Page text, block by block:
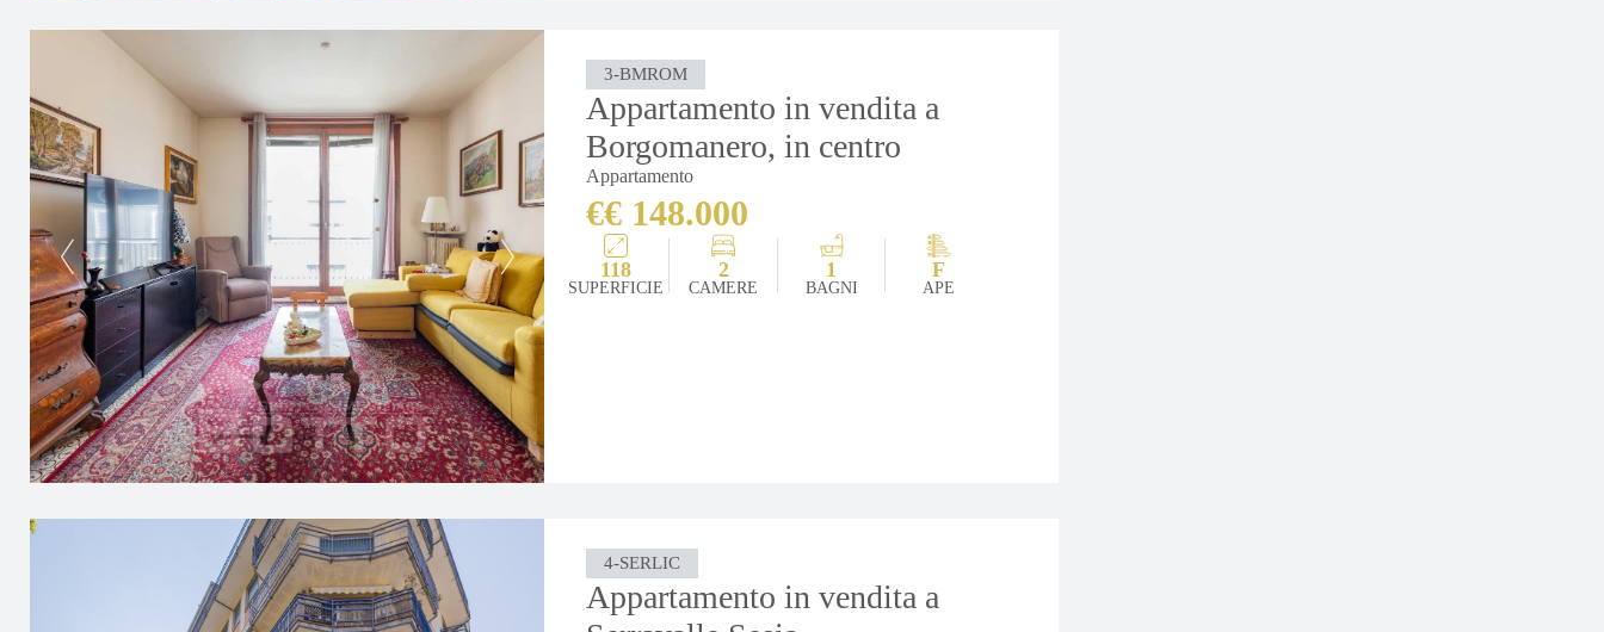
3-BMROM
Appartamento in vendita a
Borgomanero, in centro
Appartamento
€€ 148.000
118
SUPERFICIE
2
CAMERE
1
BAGNI
F
APE
4-SERLIC
Appartamento in vendita a